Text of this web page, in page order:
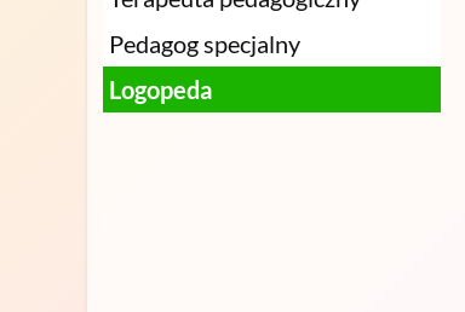
Pedagog specjalny
Logopeda